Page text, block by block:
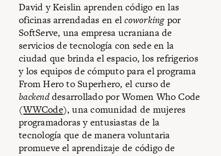
David y Keislin aprenden código en las
oficinas arrendadas en elcoworkingpor
SoftServe, una empresa ucraniana de
servicios de tecnología con sede en la
ciudad que brinda el espacio, los refrigerios
y los equipos de cómputo para el programa
From Hero to Superhero, el curso de
backenddesarrollado por Women Who Code
(WWCode), una comunidad de mujeres
programadoras y entusiastas de la
tecnología que de manera voluntaria
promueve el aprendizaje de código de